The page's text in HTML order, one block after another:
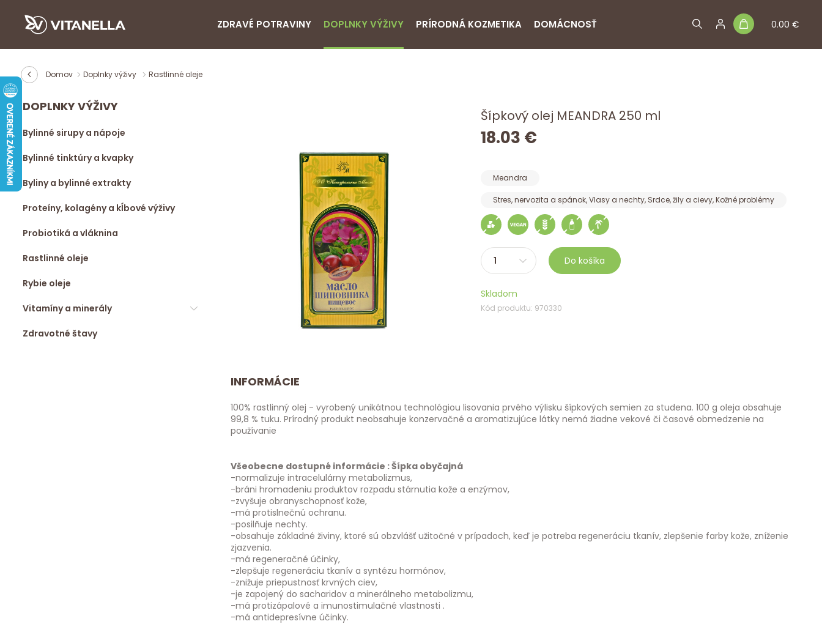
0.00 €
ZDRAVÉ POTRAVINY DOPLNKY VÝŽIVY PRÍRODNÁ KOZMETIKA DOMÁCNOSŤ
Domov Doplnky výživy Rastlinné oleje
DOPLNKY VÝŽIVY
Bylinné sirupy a nápoje
Bylinné tinktúry a kvapky
Byliny a bylinné extrakty
Proteíny, kolagény a kĺbové výživy
Probiotiká a vláknina
Rastlinné oleje
Rybie oleje
Vitamíny a minerály
Zdravotné štavy
Šípkový olej MEANDRA 250 ml
18.03 €
Meandra
Stres, nervozita a spánok, Vlasy a nechty, Srdce, žily a cievy, Kožné problémy
Do košíka
Skladom
Kód produktu: 970330
INFORMÁCIE
100% rastlinný olej - vyrobený unikátnou technológiou lisovania prvého výlisku šípkových semien za studena. 100 g oleja obsahuje
99,8 % tuku. Prírodný produkt neobsahuje konzervačné a aromatizujúce látky nemá žiadne vekové či časové obmedzenie na
používanie
Všeobecne dostupné informácie : Šípka obyčajná
-normalizuje intracelulárny metabolizmus,
-bráni hromadeniu produktov rozpadu stárnutia kože a enzýmov,
-zvyšuje obranyschopnosť kože,
-má protislnečnú ochranu.
-posilňuje nechty.
-obsahuje základné živiny, ktoré sú obzvlášť užitočné v prípadoch, keď je potreba regeneráciu tkanív, zlepšenie farby kože, zníženie
zjazvenia.
-má regeneračné účinky,
-zlepšuje regeneráciu tkanív a syntézu hormónov,
-znižuje priepustnosť krvných ciev,
-je zapojený do sacharidov a minerálneho metabolizmu,
-má protizápalové a imunostimulačné vlastnosti .
-má antidepresívne účinky.